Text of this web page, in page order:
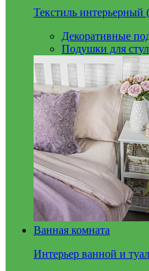
Текстиль интерьерный
Декоративные
Подушки для
Ванная комната
Интерьер ванной и